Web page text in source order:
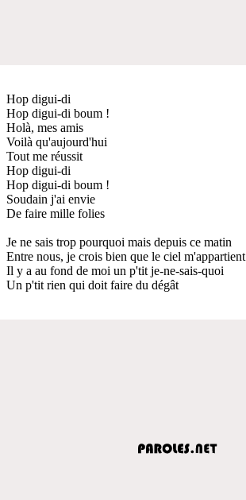
Hop digui-di
Hop digui-di boum !
Holà, mes amis
Voilà qu'aujourd'hui
Tout me réussit
Hop digui-di
Hop digui-di boum !
Soudain j'ai envie
De faire mille folies
Je ne sais trop pourquoi mais depuis ce matin
Entre nous, je crois bien que le ciel m'appartient
Il y a au fond de moi un p'tit je-ne-sais-quoi
Un p'tit rien qui doit faire du dégât